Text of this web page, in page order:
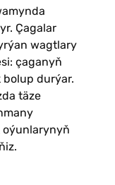
Çagalar
wagtlary
çaganyň
durýar.
täze
oýunlarynyň